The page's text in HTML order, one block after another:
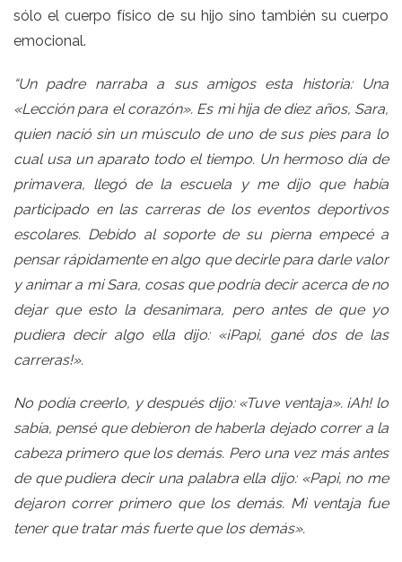
sólo el cuerpo físico de su hijo sino también su cuerpo
emocional.
“Un padre narraba a sus amigos esta historia: Una
«Lección para el corazón». Es mi hija de diez años, Sara,
quien nació sin un músculo de uno de sus pies para lo
cual usa un aparato todo el tiempo. Un hermoso día de
primavera, llegó de la escuela y me dijo que había
participado en las carreras de los eventos deportivos
escolares. Debido al soporte de su pierna empecé a
pensar rápidamente en algo que decirle para darle valor
y animar a mi Sara, cosas que podría decir acerca de no
dejar que esto la desanimara, pero antes de que yo
pudiera decir algo ella dijo: «¡Papi, gané dos de las
carreras!».
No podía creerlo, y después dijo: «Tuve ventaja». ¡Ah! lo
sabía, pensé que debieron de haberla dejado correr a la
cabeza primero que los demás. Pero una vez más antes
de que pudiera decir una palabra ella dijo: «Papi, no me
dejaron correr primero que los demás. Mi ventaja fue
tener que tratar más fuerte que los demás».